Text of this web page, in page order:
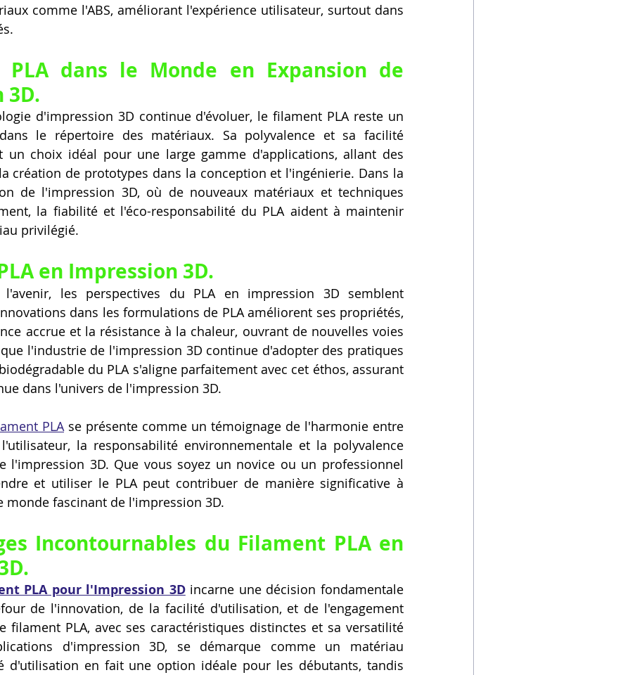
comme l'ABS, améliorant l'expérience utilisateur, surtout dans
dans le Monde en Expansion de
3D.
d'impression 3D continue d'évoluer, le filament PLA reste un
le répertoire des matériaux. Sa polyvalence et sa facilité
un choix idéal pour une large gamme d'applications, allant des
création de prototypes dans la conception et l'ingénierie. Dans la
de l'impression 3D, où de nouveaux matériaux et techniques
la fiabilité et l'éco-responsabilité du PLA aident à maintenir
privilégié.
en Impression 3D.
l'avenir, les perspectives du PLA en impression 3D semblent
dans les formulations de PLA améliorent ses propriétés,
accrue et la résistance à la chaleur, ouvrant de nouvelles voies
l'industrie de l'impression 3D continue d'adopter des pratiques
du PLA s'aligne parfaitement avec cet éthos, assurant
dans l'univers de l'impression 3D.
PLA se présente comme un témoignage de l'harmonie entre
la responsabilité environnementale et la polyvalence
l'impression 3D. Que vous soyez un novice ou un professionnel
et utiliser le PLA peut contribuer de manière significative à
monde fascinant de l'impression 3D.
Incontournables du Filament PLA en
PLA pour l'Impression 3D incarne une décision fondamentale
de l'innovation, de la facilité d'utilisation, et de l'engagement
filament PLA, avec ses caractéristiques distinctes et sa versatilité
d'impression 3D, se démarque comme un matériau
d'utilisation en fait une option idéale pour les débutants, tandis